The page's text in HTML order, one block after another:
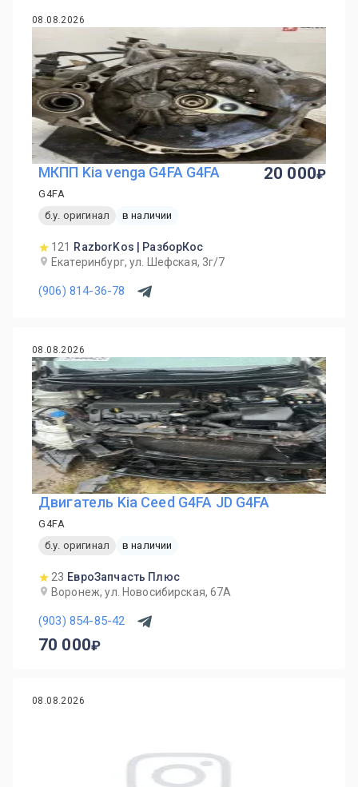
08.08.2026
МКПП Kia venga G4FA G4FA
G4FA
б.у. оригинал
в наличии
121
RazborKos | РазборКос
Екатеринбург, ул. Шефская, 3г/7
(906) 814-36-78
20 000
08.08.2026
Двигатель Kia Ceed G4FA JD G4FA
G4FA
б.у. оригинал
в наличии
23 ЕвроЗапчасть Плюс
Воронеж, ул. Новосибирская, 67А
(903) 854-85-42
70 000
08.08.2026